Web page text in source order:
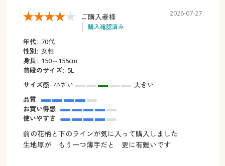
ご購入者様
購入確認済み
2026-07-27
年代: 70代
性別: 女性
身長: 150～155cm
普段のサイズ: 5L
サイズ感 小さい
大きい
品質
お買い得感
使いやすさ
前の花柄と下のラインが気に入って購入しました
生地厚が もう一つ薄手だと 更に有難いです